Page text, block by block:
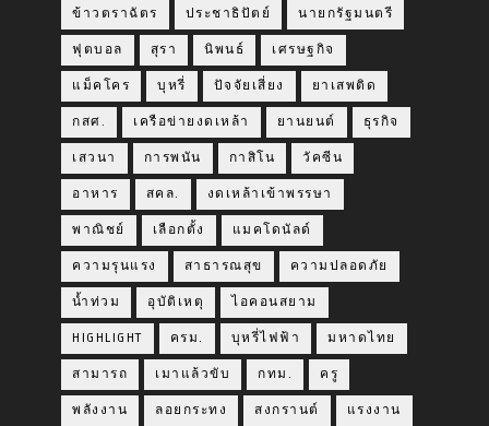
ข้าวตราฉัตร ประชาธิปัตย์ นายกรัฐมนตรี
ฟุตบอล สุรา นิพนธ์ เศรษฐกิจ
แม็คโคร บุหรี่ ปัจจัยเสี่ยง ยาเสพติด
กสศ. เครือข่ายงดเหล้า ยานยนต์ ธุรกิจ
เสวนา การพนัน กาสิโน วัคซีน
อาหาร สคล. งดเหล้าเข้าพรรษา
พาณิชย์ เลือกตั้ง แมคโดนัลด์
ความรุนแรง สาธารณสุข ความปลอดภัย
น้ำท่วม อุบัติเหตุ ไอคอนสยาม
HIGHLIGHT ครม. บุหรี่ไฟฟ้า มหาดไทย
สามารถ เมาแล้วขับ กทม. ครู
พลังงาน ลอยกระทง สงกรานต์ แรงงาน